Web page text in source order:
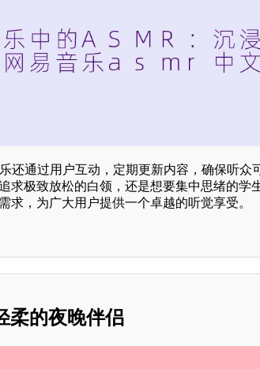
还通过用户互动，定期更新内容，确保听众
求极致放松的白领，还是想要集中思绪的学
求，为广大用户提供一个卓越的听觉享受。
柔的夜晚伴侣